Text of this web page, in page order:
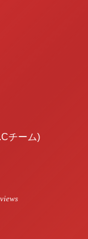
チーム)